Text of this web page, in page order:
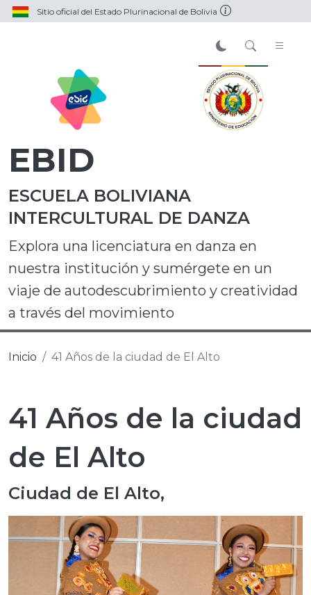
Sitio oficial del Estado Plurinacional de Bolivia
EBID
ESCUELA BOLIVIANA
INTERCULTURAL DE DANZA
Explora una licenciatura en danza en
nuestra institución y sumérgete en un
viaje de autodescubrimiento y creatividad
a través del movimiento
Inicio 41 Años de la ciudad de El Alto
41 Años de la ciudad
de El Alto
Ciudad de El Alto,